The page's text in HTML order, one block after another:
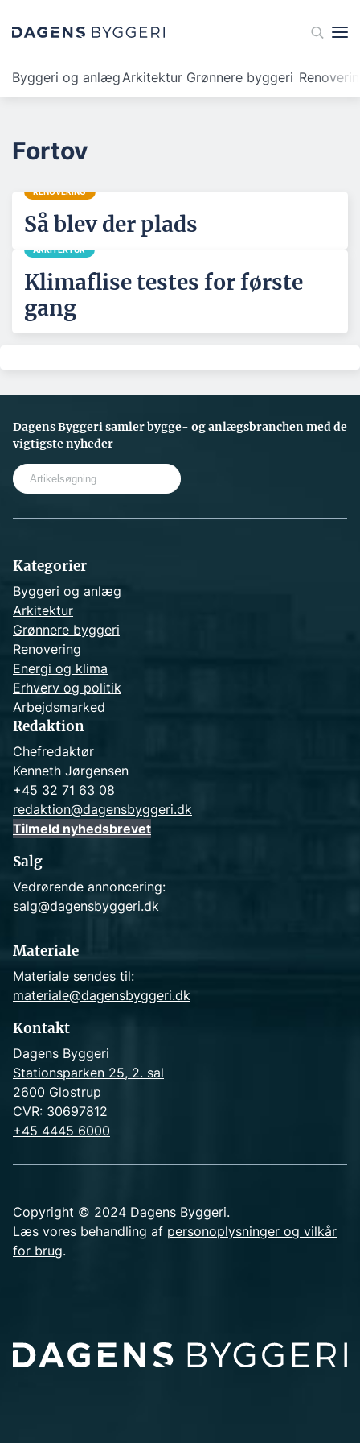
Byggeri og anlægArkitektur Grønnere byggeri
Fortov
RENOVERING
Så blev der plads
ARKITEKTUR
Klimaflise testes for første
gang
Dagens Byggeri samler bygge- og anlægsbranchen med de
vigtigste nyheder
Kategorier
Byggeri og anlæg
Arkitektur
Grønnere byggeri
Renovering
Energi og klima
Erhverv og politik
Arbejdsmarked
Redaktion
Chefredaktør
Kenneth Jørgensen
+45 32 71 63 08
redaktion@dagensbyggeri.dk
Tilmeld nyhedsbrevet
Salg
Vedrørende annoncering:
salg@dagensbyggeri.dk
Materiale
Materiale sendes til:
materiale@dagensbyggeri.dk
Kontakt
Dagens Byggeri
Stationsparken 25, 2. sal
2600 Glostrup
CVR: 30697812
+45 4445 6000
Copyright © 2024 Dagens Byggeri.
Læs vores behandling af personoplysninger og vilkår
for brug.